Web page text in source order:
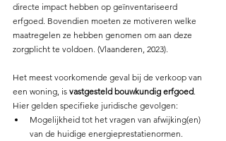
directe impact hebben op geïnventariseerd
erfgoed. Bovendien moeten ze motiveren welke
maatregelen ze hebben genomen om aan deze
zorgplicht te voldoen (Vlaanderen, 2023).
Het meest voorkomende geval bij de verkoop van
een woning, is vastgesteld bouwkundig erfgoed
Hier gelden specifieke juridische gevolgen:
Mogelijkheid tot het vragen van afwijking(en)
van de huidige energieprestatienormen.